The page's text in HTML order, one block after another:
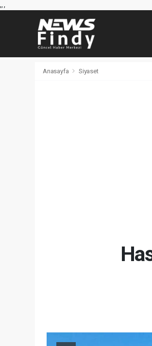
,,,
Anasayfa Siyaset